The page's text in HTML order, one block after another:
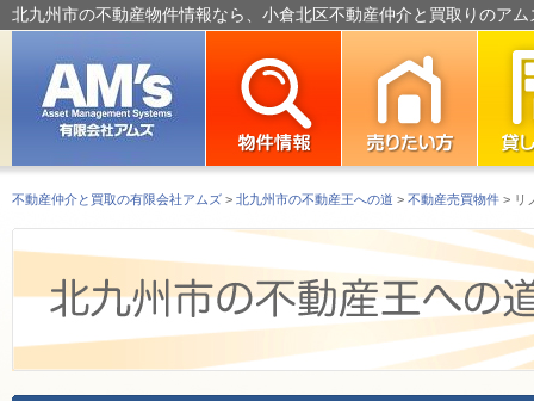
北九州市の不動産物件情報なら、小倉北区不動産仲介と買取りのア
不動産仲介と買取の有限会社アムズ > 北九州市の不動産王への道 > 不動産売買物件 > リ